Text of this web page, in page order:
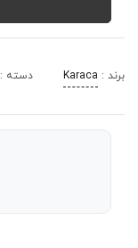
برند : Karaca دسته :